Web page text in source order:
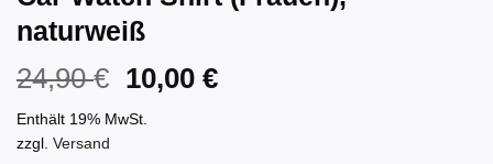
naturweiß
24,90€ Ursprünglicher
Preis
war:
10,00 €Aktueller
Enthält 19% MwSt.
zzgl. Versand